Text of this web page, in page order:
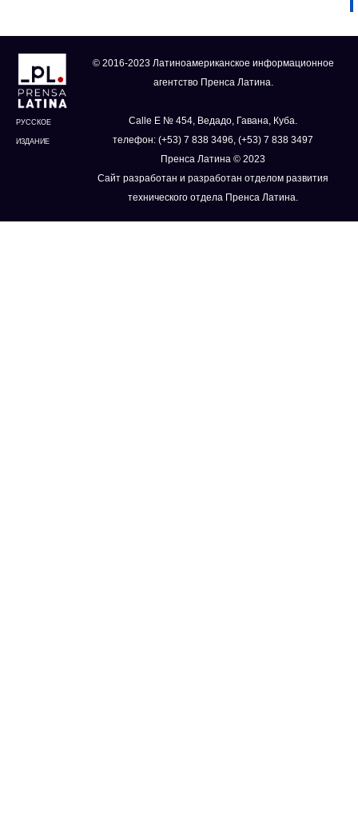
РУССКОЕ
ИЗДАНИЕ
© 2016-2023 Латиноамериканское информационное
агентство Пренса Латина.
Calle E № 454, Ведадо, Гавана, Куба.
телефон: (+53) 7 838 3496, (+53) 7 838 3497
Пренса Латина © 2023
Сайт разработан и разработан отделом развития
технического отдела Пренса Латина.